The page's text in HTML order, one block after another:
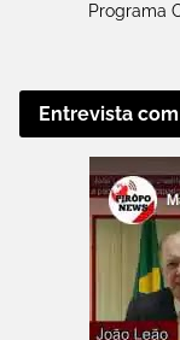
Programa
Entrevista